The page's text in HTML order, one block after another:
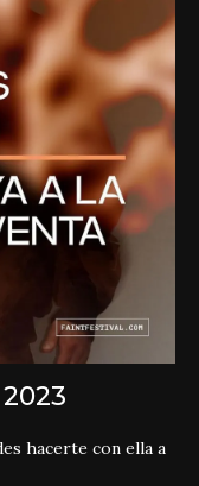
hacerte con ella a